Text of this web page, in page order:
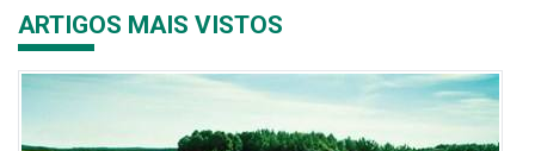
ARTIGOS MAIS VISTOS